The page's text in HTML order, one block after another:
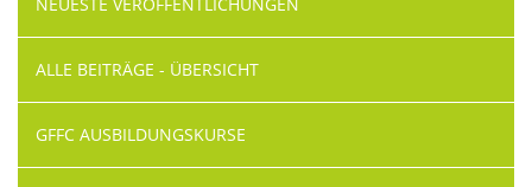
überspringen
ALLE BEITRÄGE - ÜBERSICHT
GFFC AUSBILDUNGSKURSE